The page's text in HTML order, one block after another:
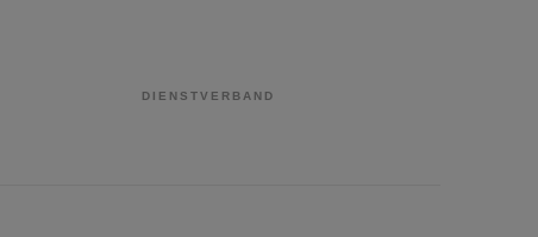
DIENSTVERBAND